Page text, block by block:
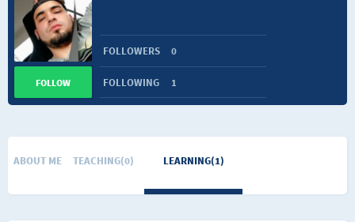
FOLLOWERS 0
FOLLOWING 1
FOLLOW
ABOUT ME TEACHING(0) LEARNING(1)